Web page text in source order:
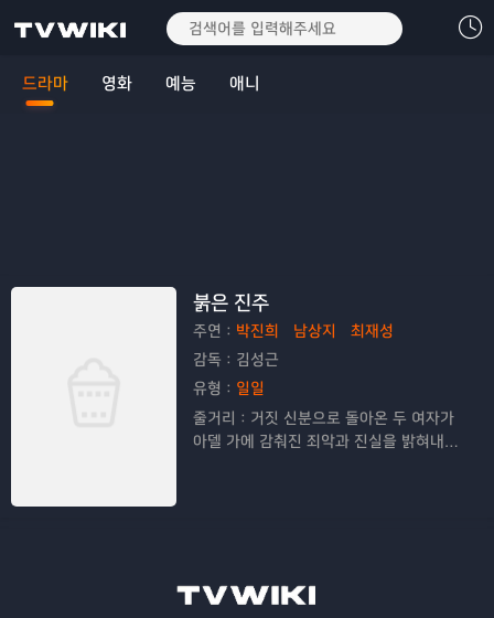
드라마 영화 예능 애니
붉은 진주
주연： 박진희 남상지
최재성
감독： 김성근
유형： 일일
줄거리： 거짓 신분으로 돌아온 두 여자가
아델 가에 감춰진 죄악과 진실을 밝혀내는